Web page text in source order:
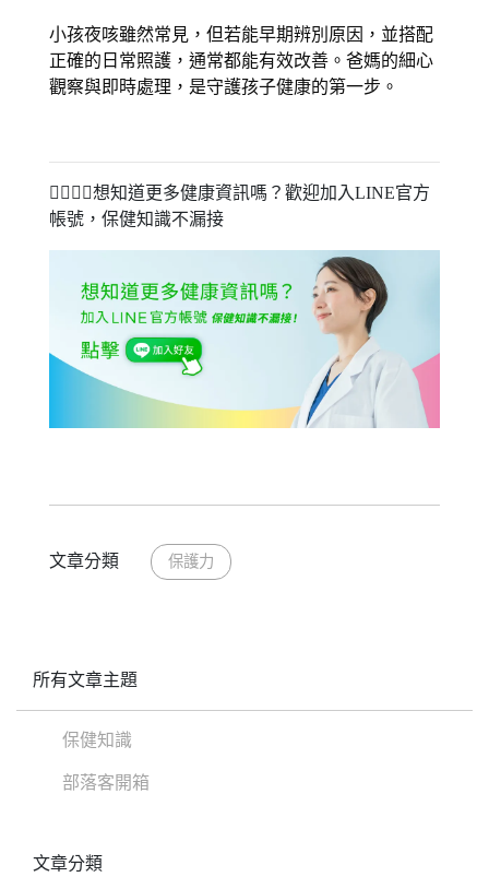
小孩夜咳雖然常見，但若能早期辨別原因，並搭配
正確的日常照護，通常都能有效改善。爸媽的細心
觀察與即時處理，是守護孩子健康的第一步。
🧑‍⚕️👩‍⚕️想知道更多健康資訊嗎？歡迎加入LINE官方
帳號，保健知識不漏接
文章分類 保護力
所有文章主題
保健知識
部落客開箱
文章分類